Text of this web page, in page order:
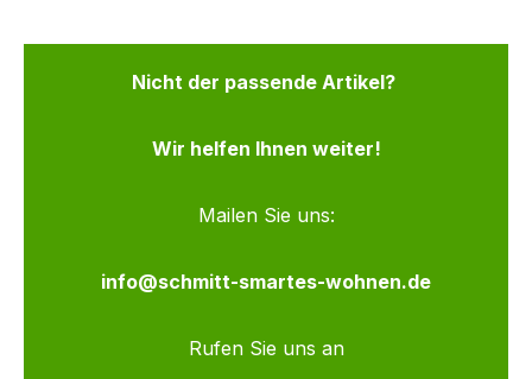
Nicht der passende Artikel?
Wir helfen Ihnen weiter!
Mailen Sie uns:
info@schmitt-smartes-wohnen.de
Rufen Sie uns an